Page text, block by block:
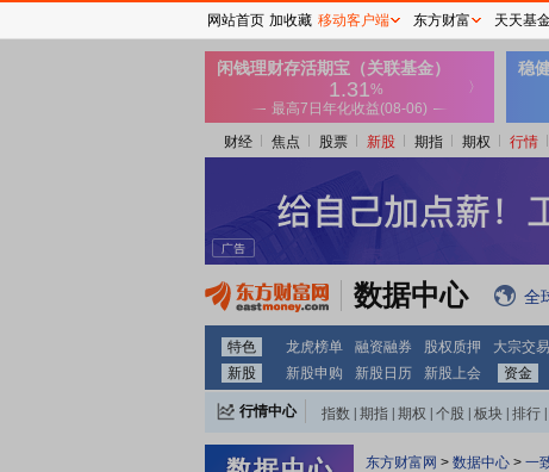
财经 焦点 股票 新股 期指 期权 行情
数据中心 全
特色 龙虎榜单 融资融券 股权质押 大宗交易
新股
新股申购 新股日历 新股上会 资金
行情中心 指数 期指 期权 个股 板块 排行
东方财富网 > 数据中心 > 一
网站首页 加收藏 移动客户端 东方财富 天天基